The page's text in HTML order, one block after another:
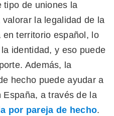
tipo de uniones la
la legalidad de la
territorio español, lo
identidad, y eso puede
Además, la
hecho puede ayudar a
a través de la
por pareja de hecho.